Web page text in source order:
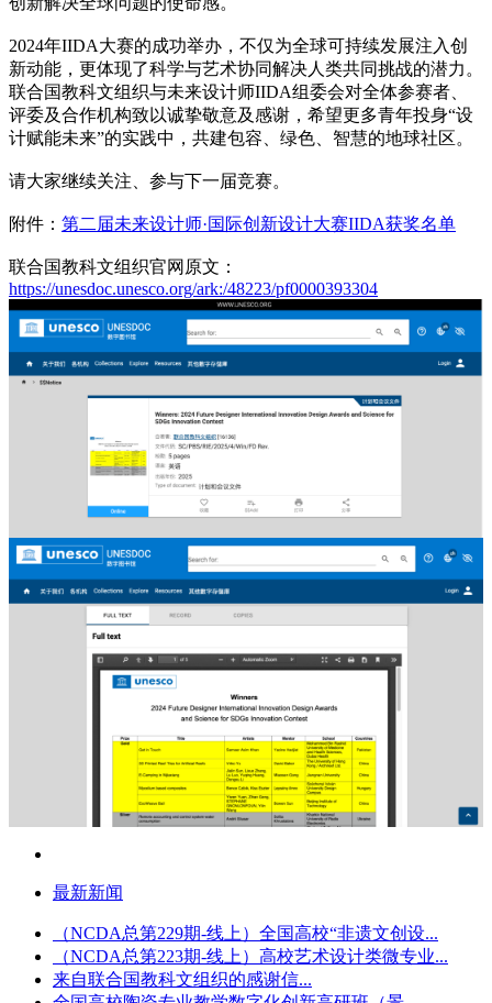
2024年IIDA大赛的成功举办，不仅为全球可持续发展注入创
新动能，更体现了科学与艺术协同解决人类共同挑战的潜力。
联合国教科文组织与未来设计师IIDA组委会对全体参赛者、
评委及合作机构致以诚挚敬意及感谢，希望更多青年投身“设
计赋能未来”的实践中，共建包容、绿色、智慧的地球社区。
请大家继续关注、参与下一届竞赛。
附件： 第二届未来设计师·国际创新设计大赛IIDA获奖名单
联合国教科文组织官网原文：
https://unesdoc.unesco.org/ark:/48223/pf0000393304
最新新闻
（NCDA总第229期-线上）全国高校“非遗文创设...
（NCDA总第223期-线上）高校艺术设计类微专业...
来自联合国教科文组织的感谢信...